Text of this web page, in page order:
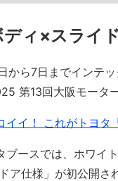
ィ×スライ
ら7日までインテ
第13回大阪モータ
イイ！ これがトヨタ
ースでは、ホワイ
ア仕様」が初公開